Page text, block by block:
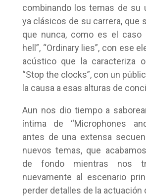
combinando los temas de su
ya clásicos de su carrera, que
que nunca, como es el caso
hell”, “Ordinary lies”, con ese
acústico que la caracteriza
“Stop the clocks”, con un
la causa a esas alturas de
Aun nos dio tiempo a
íntima de “Microphones
antes de una extensa
nuevos temas, que
de fondo mientras nos
nuevamente al escenario
perder detalles de la actuación